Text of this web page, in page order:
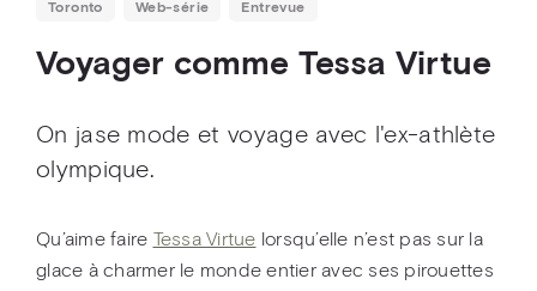
Toronto Web-série Entrevue
Voyager comme Tessa Virtue
On jase mode et voyage avec l'ex-athlète
olympique.
Qu’aime faire Tessa Virtue lorsqu’elle n’est pas sur la
glace à charmer le monde entier avec ses pirouettes